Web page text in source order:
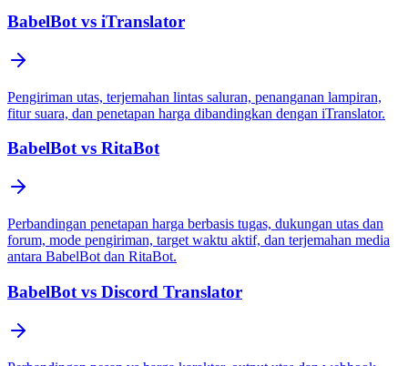
BabelBot vs iTranslator
Pengiriman utas, terjemahan lintas saluran, penanganan lampiran,
fitur suara, dan penetapan harga dibandingkan dengan iTranslator.
BabelBot vs RitaBot
Perbandingan penetapan harga berbasis tugas, dukungan utas dan
forum, mode pengiriman, target waktu aktif, dan terjemahan media
antara BabelBot dan RitaBot.
BabelBot vs Discord Translator